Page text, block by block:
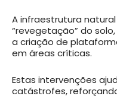
A infraestrutura
“revegetação” do
a criação de
em áreas críticas.
Estas intervenções
catástrofes,